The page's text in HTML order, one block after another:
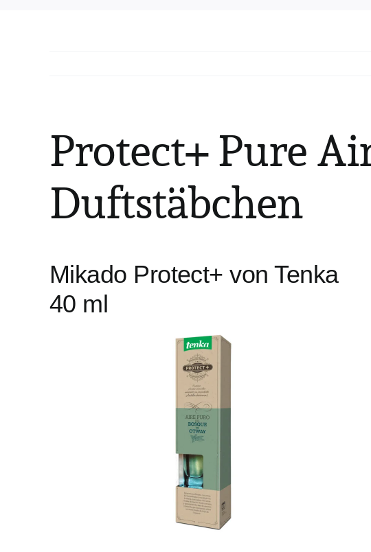
Protect+ Pure
Duftstäbchen
Mikado Protect+ von Tenka
40 ml